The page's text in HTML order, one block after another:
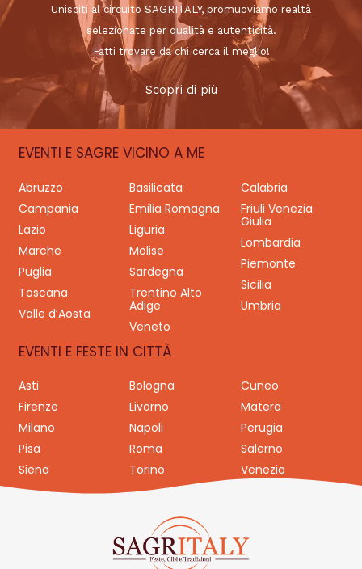
Unisciti al circuito SAGRITALY, promuoviamo realtà
selezionate per qualità e autenticità.
Fatti trovare da chi cerca il meglio!
Scopri di più
EVENTI E SAGRE VICINO A ME
Abruzzo Basilicata
Calabria
Campania
Emilia Romagna
Friuli Venezia
Giulia
Lazio
Liguria
Lombardia
Marche
Molise
Piemonte
Puglia
Sardegna
Sicilia
Toscana
Trentino Alto
Adige
Umbria
Valle d’Aosta
Veneto
EVENTI E FESTE IN CITTÀ
Asti Bologna
Cuneo
Firenze
Livorno
Matera
Milano
Napoli
Perugia
Pisa
Roma
Salerno
Siena
Torino Venezia